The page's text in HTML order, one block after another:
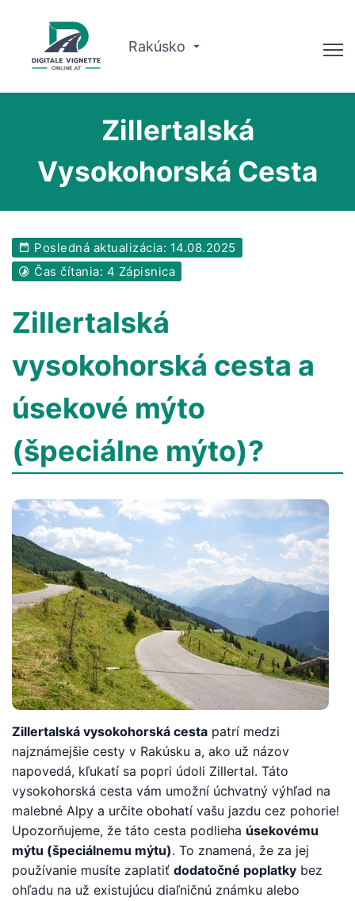
Rakúsko
Plánovač trás
Kontrola platnosti
O nás
Slovenčina
Zillertalská
Vysokohorská Cesta
Posledná aktualizácia: 14.08.2025
Čas čítania: 4 Zápisnica
Zillertalská
vysokohorská cesta a
úsekové mýto
(špeciálne mýto)?
Zillertalská vysokohorská cesta patrí medzi
najznámejšie cesty v Rakúsku a, ako už názov
napovedá, kľukatí sa popri údoli Zillertal. Táto
vysokohorská cesta vám umožní úchvatný výhľad na
malebné Alpy a určite obohatí vašu jazdu cez pohorie!
Upozorňujeme, že táto cesta podlieha úsekovému
mýtu (špeciálnemu mýtu). To znamená, že za jej
používanie musíte zaplatiť dodatočné poplatky bez
ohľadu na už existujúcu diaľničnú známku alebo